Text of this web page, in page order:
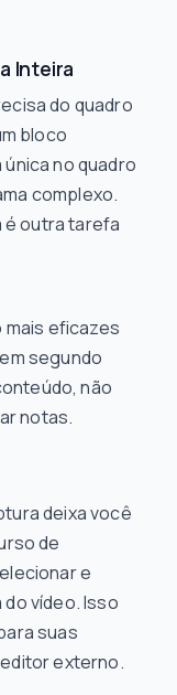
Inteira
do quadro
bloco
no quadro
complexo.
é outra tarefa
eficazes
segundo
não
notas.
deixa você
de
e
vídeo. Isso
suas
externo.